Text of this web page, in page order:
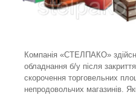
Компанія «СТЕЛПАКО»
обладнання б/у після
скорочення торговельних
непродовольчих магазинів.